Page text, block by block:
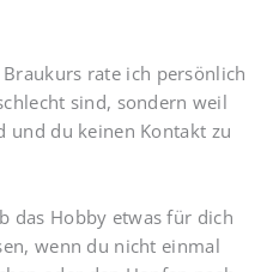
rate ich persönlich
sind, sondern weil
und du keinen Kontakt zu
das Hobby etwas für dich
wenn du nicht einmal